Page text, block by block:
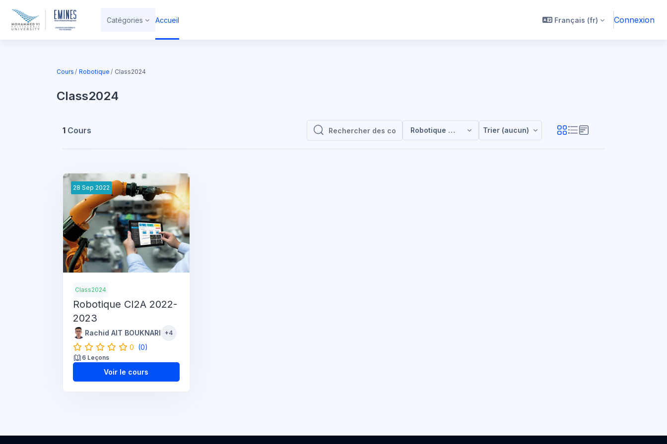
Catégories Accueil Français ‎(fr)‎ Connexion
Cours Robotique Class2024
Class2024
1 Cours
Rechercher des cours
Rechercher des cours
Robotique / Class2024Trier (aucun)
28 Sep 2022
Class2024
Robotique CI2A 2022-
2023
Rachid AIT BOUKNARI +4
0 (0)
6 Leçons
Voir le cours